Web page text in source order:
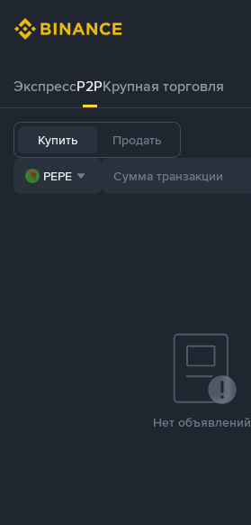
ЭкспрессP2PКрупная торговля
Купить Продать
PEPE
Нет объявлений